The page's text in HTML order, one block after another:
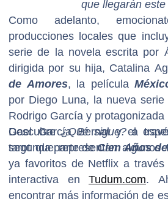
que llegarán este
Como adelanto,
producciones locales que
serie de la novela escrita por
dirigida por su hija, Catalina
de Amores, la película
por Diego Luna, la nueva serie
Rodrigo García y protagonizada
Gael García Bernal y el
segunda parte deCien Años
Descubre¿Qué sigue?a
tarot que representan
ya favoritos de Netflix a través
interactiva en Tudum.com.
encontrar más información de